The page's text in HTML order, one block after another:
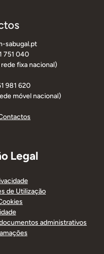
sabugal.pt
751 040
fixa nacional)
981 620
móvel nacional)
Legal
de Utilização
administrativos